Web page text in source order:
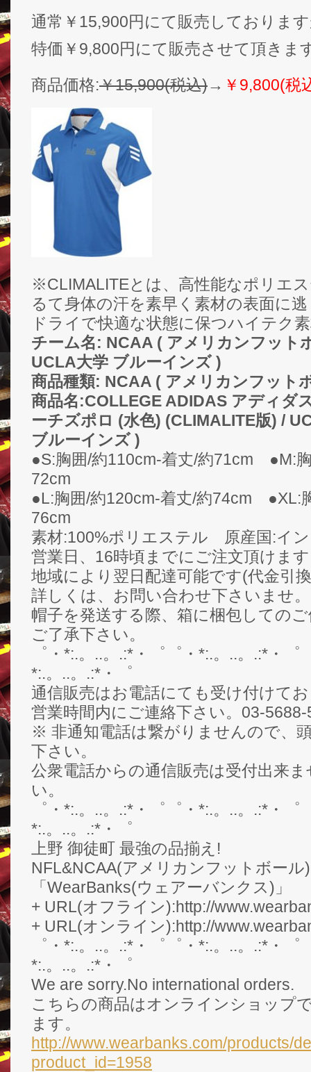
通常￥15,900円にて販売しておりま
特価￥9,800円にて販売させて頂きま
商品価格:￥15,900(税込)→ ￥9,800(税
※CLIMALITEとは、高性能なポリエ
るて身体の汗を素早く素材の表面に
ドライで快適な状態に保つハイテク
チーム名: NCAA ( アメリカンフット
UCLA大学 ブルーインズ )
商品種類: NCAA ( アメリカンフット
商品名:COLLEGE ADIDAS アディダ
ーチズポロ (水色) (CLIMALITE版) /
ブルーインズ )
●S:胸囲/約110cm-着丈/約71cm ●M:
72cm
●L:胸囲/約120cm-着丈/約74cm ●XL:
76cm
素材:100%ポリエステル 原産国:イ
営業日、16時頃までにご注文頂けま
地域により翌日配達可能です(代金引
詳しくは、お問い合わせ下さいませ。
帽子を発送する際、箱に梱包しての
ご了承下さい。
゜・*:.。..。.:*・゜゜・*:.。..。.:*・
*:.。..。.:*・゜
通信販売はお電話にても受け付けて
営業時間内にご連絡下さい。03-5688-
※ 非通知電話は繋がりませんので、
下さい。
公衆電話からの通信販売は受付出来
い。
゜・*:.。..。.:*・゜゜・*:.。..。.:*・
*:.。..。.:*・゜
上野 御徒町 最強の品揃え!
NFL&NCAA(アメリカンフットボール
「WearBanks(ウェアーバンクス)」
+ URL(オフライン):http://
+ URL(オンライン):http://
゜・*:.。..。.:*・゜゜・*:.。..。.:*・
*:.。..。.:*・゜
We are sorry.No international orders.
こちらの商品はオンラインショップ
ます。
http://www.wearbanks.com/products/
product_id=1958